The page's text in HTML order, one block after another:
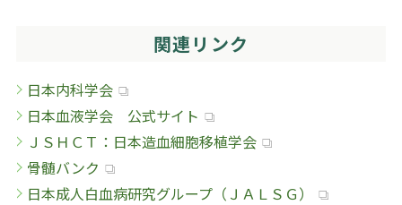
関連リンク
日本内科学会
日本血液学会 公式サイト
ＪＳＨＣＴ：日本造血細胞移植学会
骨髄バンク
日本成人白血病研究グループ（ＪＡＬＳＧ）